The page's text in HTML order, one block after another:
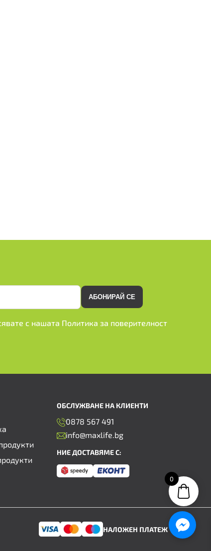
АБОНИРАЙ СЕ
с нашата Политика за поверителност
ОБСЛУЖВАНЕ НА КЛИЕНТИ
0878 567 491
info@maxlife.bg
НИЕ ДОСТАВЯМЕ С:
НАЛОЖЕН ПЛАТЕЖ
0